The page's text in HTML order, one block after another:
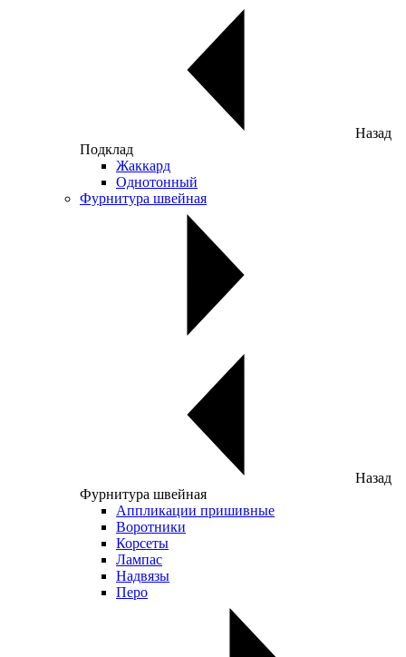
Назад
Подклад
Жаккард
Однотонный
Фурнитура швейная
Назад
Фурнитура швейная
Аппликации пришивные
Воротники
Корсеты
Лампас
Надвязы
Перо